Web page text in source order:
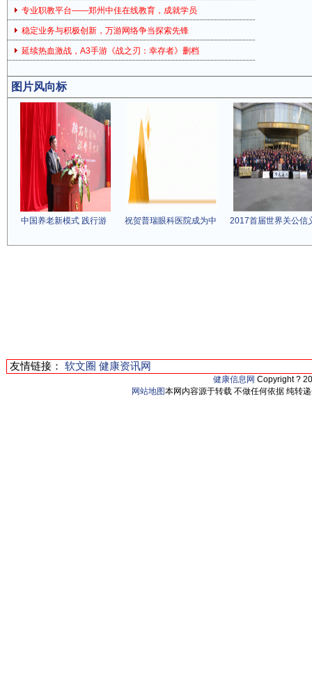
专业职教平台——郑州中佳在线教育，成就学员
稳定业务与积极创新，万游网络争当探索先锋
延续热血激战，A3手游《战之刃：幸存者》删档
图片风向标
中国养老新模式 践行游 祝贺普瑞眼科医院成为中 2017首届世界关公信
友情链接： 软文圈 健康资讯网
健康信息网 Copyright ?
网站地图本网内容源于转载 不做任何依据 纯转